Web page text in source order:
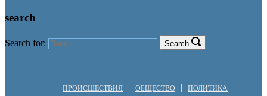
search
Search for: Search
ПРОИСШЕСТВИЯ ОБЩЕСТВО ПОЛИТИКА